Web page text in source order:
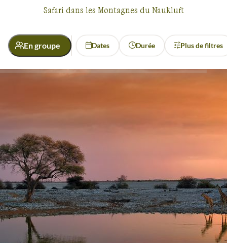
Safari dans les Montagnes du Naukluft
En groupe Dates Durée Plus de filtres
Confort
Bivouac, sous tente